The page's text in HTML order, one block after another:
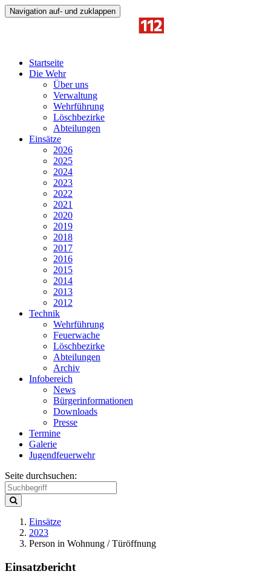
Navigation auf- und zuklappen
Startseite
Die Wehr
Über uns
Verwaltung
Wehrführung
Löschbezirke
Abteilungen
Einsätze
2026
2025
2024
2023
2022
2021
2020
2019
2018
2017
2016
2015
2014
2013
2012
Technik
Wehrführung
Feuerwache
Löschbezirke
Abteilungen
Archiv
Infobereich
News
Bürgerinformationen
Downloads
Presse
Termine
Galerie
Jugendfeuerwehr
Seite durchsuchen:
Einsätze
2023
Person in Wohnung / Türöffnung
Einsatzbericht